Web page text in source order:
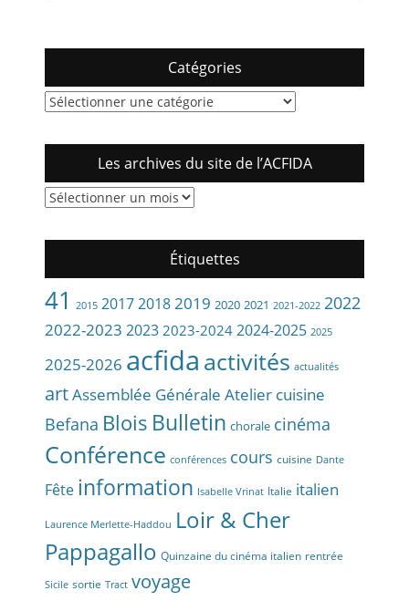
Catégories
Catégories
Les archives du site de l’ACFIDA
Les
l’ACFIDA
Étiquettes
41 2015 201720182019 2020 2021 2021-2022 2022
2022-2023 2023 2023-2024 2024-2025 2025
2025-2026 acfida activités actualités
artAssemblée Générale Atelier cuisine
Befana Blois Bulletin chorale cinéma
Conférence conférences cours cuisine Dante
Fête information Isabelle Vrinat Italie italien
Laurence Merlette-Haddou Loir & Cher
Pappagallo Quinzaine du cinéma italien rentrée
Sicile sortie Tract voyage